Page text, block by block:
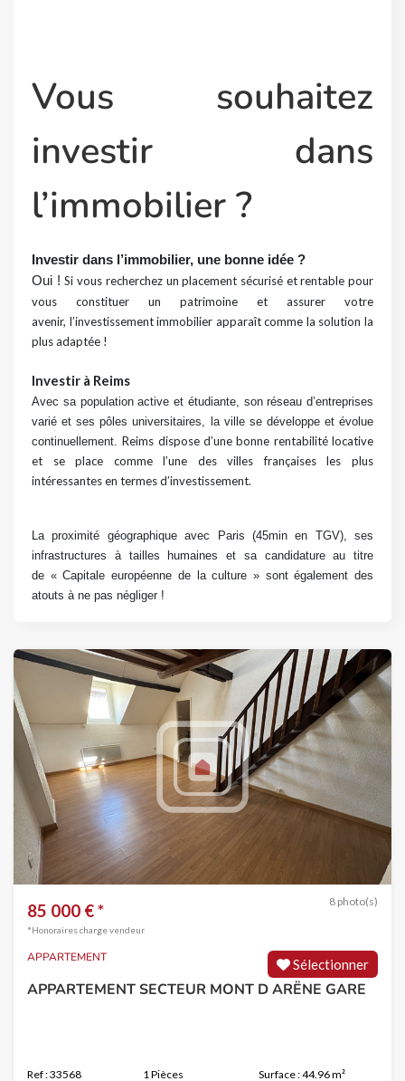
Vous souhaitez
investir dans
l’immobilier ?
Investir dans l’immobilier, une bonne idée ?
Oui !Si vous recherchez unplacement sécurisé et rentable pour
vous constituer un patrimoine et assurer votre
avenir, l’investissement immobilier apparaît comme la solution la
plus adaptée !
Investir à Reims
Avec sa population active et étudiante, son réseau d’entreprises
varié et ses pôles universitaires, la ville se développe et évolue
continuellement.Reims dispose d’une bonne rentabilitélocative
et se place comme l’une des villes françaises les plus
intéressantes en termes d’investissement.
La proximité géographique avec Paris (45min en TGV), ses
infrastructures à tailles humaines et sa candidature au titre
de « Capitale européenne de la culture » sont également des
atouts à ne pas négliger !
8 photo(s)
85 000 € *
*Honoraires charge vendeur
Sélectionner
APPARTEMENT
APPARTEMENT SECTEUR MONT D ARËNE GARE
Ref : 33568 1 Pièces Surface : 44.96 m²